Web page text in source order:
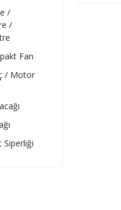
/
/
Fan
/ Motor